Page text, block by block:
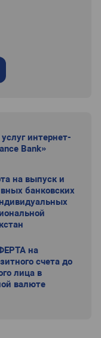
интернет-
Bank»
на выпуск и
банковских
на
счета до
лица в
валюте